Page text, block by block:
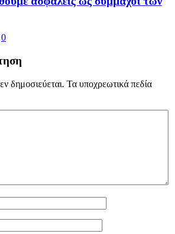
0
δημοσιεύεται. Τα υποχρεωτικά πεδία